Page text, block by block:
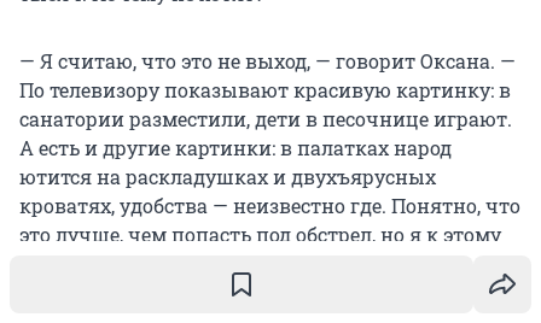
— Я считаю, что это не выход, — говорит Оксана. —
По телевизору показывают красивую картинку: в
санатории разместили, дети в песочнице играют.
А есть и другие картинки: в палатках народ
ютится на раскладушках и двухъярусных
кроватях, удобства — неизвестно где. Понятно, что
это лучше, чем попасть под обстрел, но я к этому
Каждое утро просыпаешься и гадаешь, что тебе